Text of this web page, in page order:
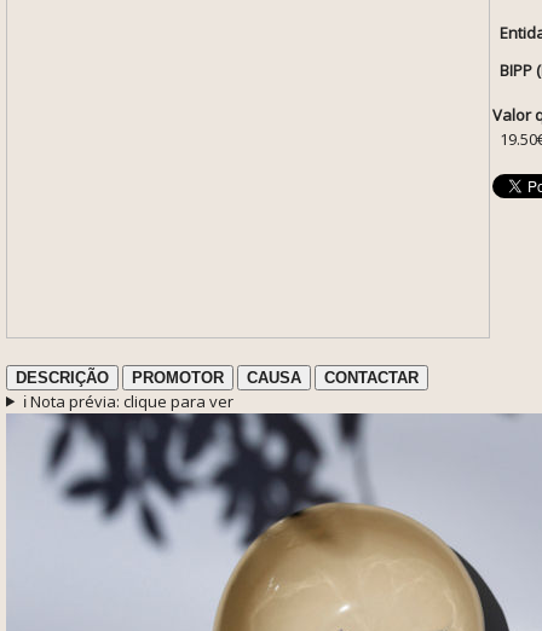
BIPP
Valor
DESCRIÇÃO PROMOTOR CAUSA CONTACTAR
ℹ️ Nota prévia: clique para ver